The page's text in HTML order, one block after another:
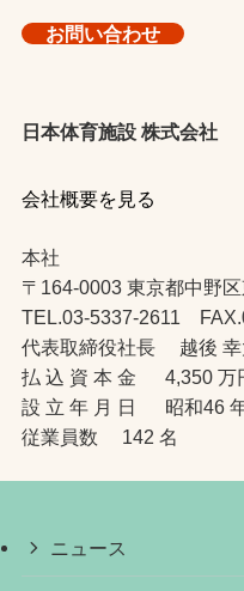
お問い合わせ
日本体育施設 株式会社
会社概要を見る
本社
〒164-0003 東京都中野
TEL.03-5337-2611
代表取締役社長 越後 幸
払 込 資 本 金 4,350 万
設 立 年 月 日 昭和46
従業員数 142 名
ニュース